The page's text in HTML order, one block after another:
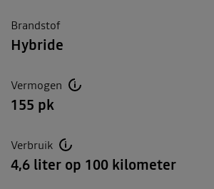
Brandstof
Hybride
Vermogen
155 pk
Verbruik
4,6 liter op 100 kilometer